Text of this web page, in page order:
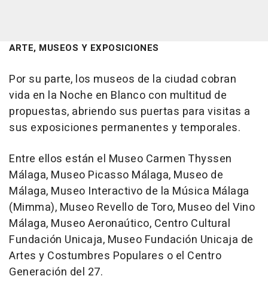
ARTE, MUSEOS Y EXPOSICIONES
Por su parte, los museos de la ciudad cobran
vida en la Noche en Blanco con multitud de
propuestas, abriendo sus puertas para visitas a
sus exposiciones permanentes y temporales.
Entre ellos están el Museo Carmen Thyssen
Málaga, Museo Picasso Málaga, Museo de
Málaga, Museo Interactivo de la Música Málaga
(Mimma), Museo Revello de Toro, Museo del Vino
Málaga, Museo Aeronaútico, Centro Cultural
Fundación Unicaja, Museo Fundación Unicaja de
Artes y Costumbres Populares o el Centro
Generación del 27.